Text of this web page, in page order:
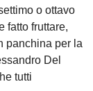
o ottavo
fatto fruttare,
panchina per la
Del
tutti